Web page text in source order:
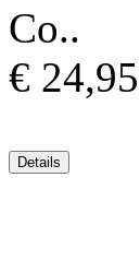
Co..
€ 24,95